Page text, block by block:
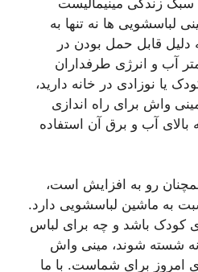
لباسشویی ها نه تنها به
دلیل قابل حمل بودن در
آب و انرژی طرفداران
یا نوزادی در خانه دارید،
واش برای راه اندازی
آب و برق آن استفاده
رو به افزایش است،
به ماشین لباسشویی دارد.
کودک باشد و چه برای لباس
شسته شوند، مینی واش
امروز برای شماست. با ما